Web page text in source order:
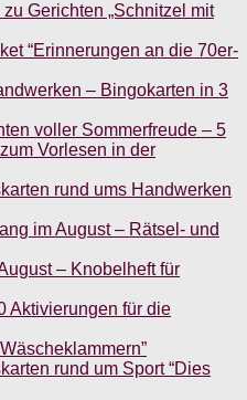
Gerichten „Schnitzel mit
“Erinnerungen an die 70er-
– Bingokarten in 3
voller Sommerfreude – 5
Vorlesen in der
rund ums Handwerken
im August – Rätsel- und
– Knobelheft für
Aktivierungen für die
rund um Sport “Dies